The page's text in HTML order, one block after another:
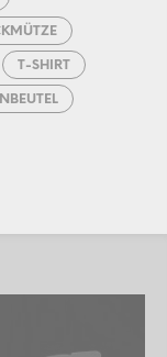
T-SHIRT